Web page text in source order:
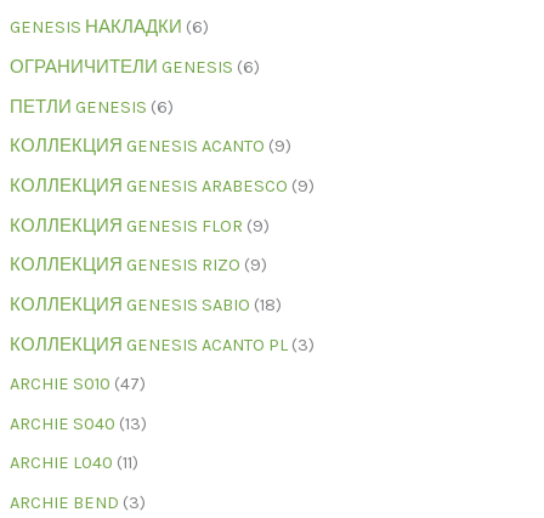
GENESIS НАКЛАДКИ 6
ОГРАНИЧИТЕЛИ GENESIS 6
ПЕТЛИ GENESIS 6
КОЛЛЕКЦИЯ GENESIS ACANTO 9
КОЛЛЕКЦИЯ GENESIS ARABESCO 9
КОЛЛЕКЦИЯ GENESIS FLOR 9
КОЛЛЕКЦИЯ GENESIS RIZO 9
КОЛЛЕКЦИЯ GENESIS SABIO 18
КОЛЛЕКЦИЯ GENESIS ACANTO PL 3
ARCHIE S010 47
ARCHIE S040 13
ARCHIE L040 11
ARCHIE BEND 3